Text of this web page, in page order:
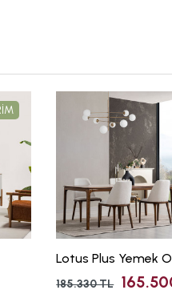
Lotus Plus Yemek
185.330 TL